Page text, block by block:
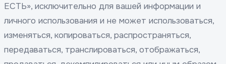
ЕСТЬ», исключительно для вашей информации и
личного использования и не может использоваться,
изменяться, копироваться, распространяться,
передаваться, транслироваться, отображаться,